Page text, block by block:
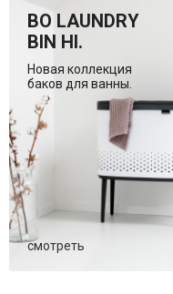
BO LAUNDRY
BIN HI.
Новая коллекция
баков для ванны.
смотреть